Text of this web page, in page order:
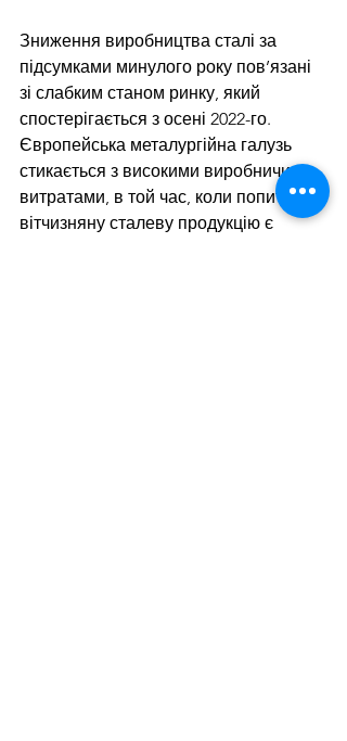
Зниження виробництва сталі за
підсумками минулого року пов’язані
зі слабким станом ринку, який
спостерігається з осені 2022-го.
Європейська металургійна галузь
стикається з високими виробничими
витратами, в той час, коли попит на
вітчизняну сталеву продукцію є